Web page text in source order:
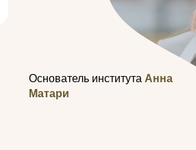
Основатель института Анна
Матари